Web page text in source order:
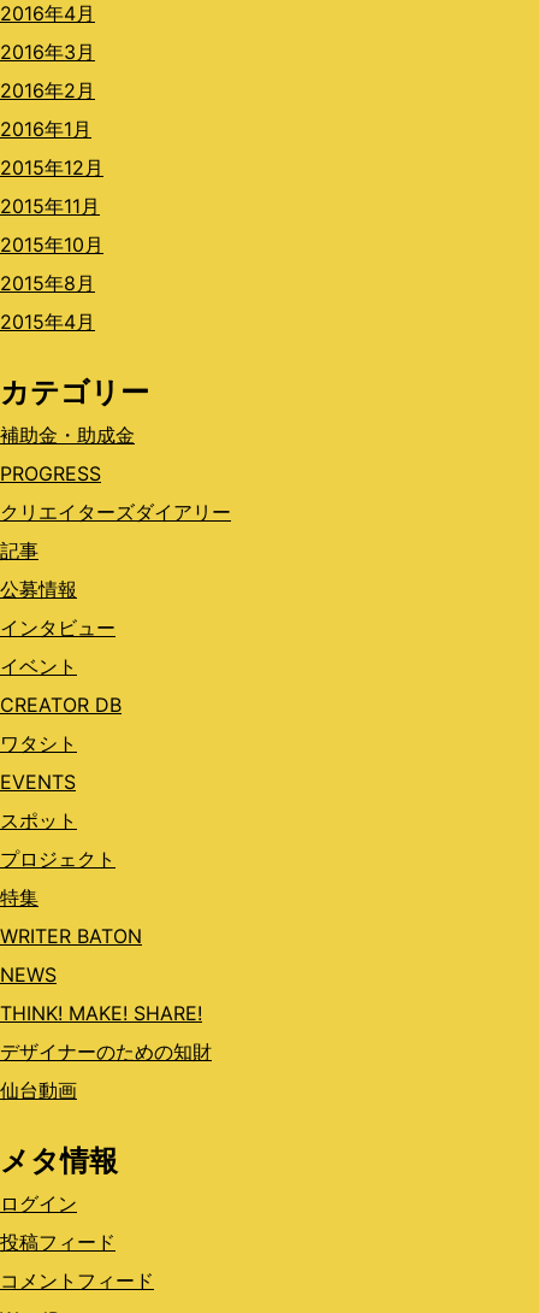
2016年4月
2016年3月
2016年2月
2016年1月
2015年12月
2015年11月
2015年10月
2015年8月
2015年4月
カテゴリー
補助金・助成金
PROGRESS
クリエイターズダイアリー
記事
公募情報
インタビュー
イベント
CREATOR DB
ワタシト
EVENTS
スポット
プロジェクト
特集
WRITER BATON
NEWS
THINK! MAKE! SHARE!
デザイナーのための知財
仙台動画
メタ情報
ログイン
投稿フィード
コメントフィード